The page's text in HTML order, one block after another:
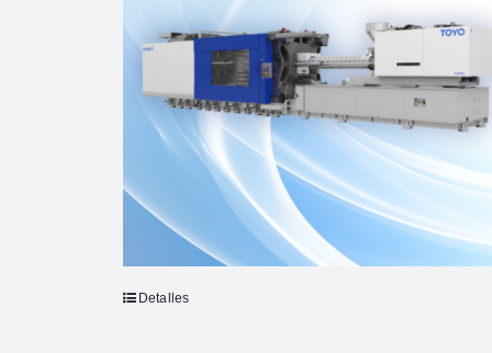
Detalles